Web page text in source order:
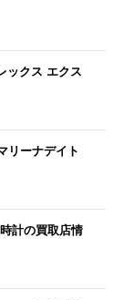
ックス エクス
リーナデイト
計の買取店情